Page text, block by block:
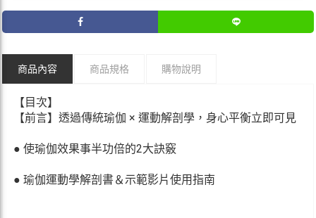
商品內容 商品規格 購物說明
【目次】
【前言】透過傳統瑜伽 × 運動解剖學，身心平衡立即可見
● 使瑜伽效果事半功倍的2大訣竅
● 瑜伽運動學解剖書＆示範影片使用指南